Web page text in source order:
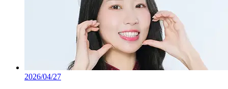
2026/04/27